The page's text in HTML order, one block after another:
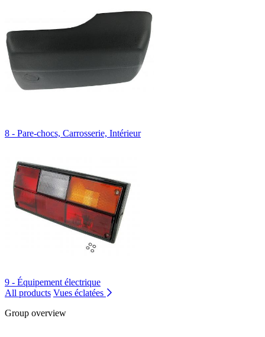
8 - Pare-chocs, Carrosserie, Intérieur
9 - Équipement électrique
All products Vues éclatées
Group overview